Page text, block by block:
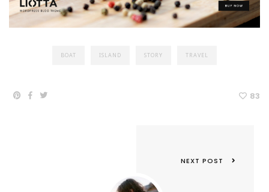
BOAT ISLAND STORY TRAVEL
83
NEXT POST